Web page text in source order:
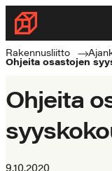
Siirry
suoraan
sisältöön
Rakennusliitto
Rakennusalan
ammattilaisten
Rakennusliitto
Ohjeita osastojen
Ohjeita